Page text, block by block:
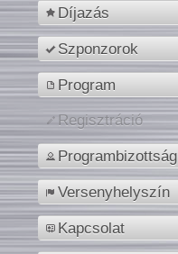
Díjazás
Szponzorok
Program
Regisztráció
Programbizottság
Versenyhelyszín
Kapcsolat